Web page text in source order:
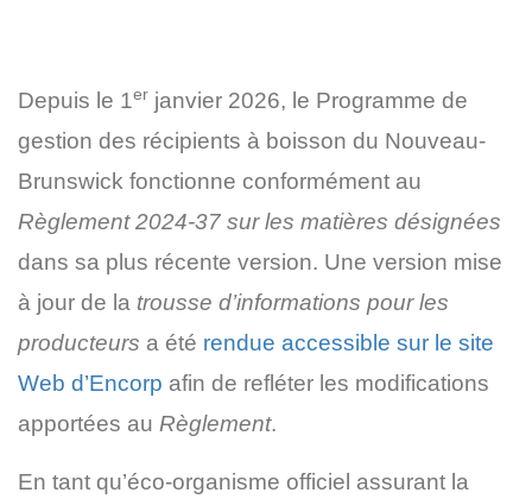
Depuis le 1er janvier 2026, le Programme de
gestion des récipients à boisson du Nouveau-
Brunswick fonctionne conformément au
Règlement 2024-37 sur les matières désignées
dans sa plus récente version. Une version mise
à jour de la trousse d’informations pour les
producteurs a été rendue accessible sur le site
Web d’Encorp afin de refléter les modifications
apportées au Règlement.
En tant qu’éco-organisme officiel assurant la